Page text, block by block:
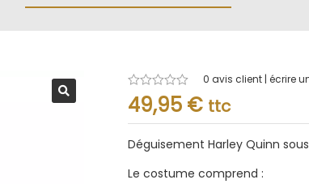
Note
0.001
0 avis client | écrire
49,95 € ttc
Déguisement Harley Quinn
Le costume comprend :